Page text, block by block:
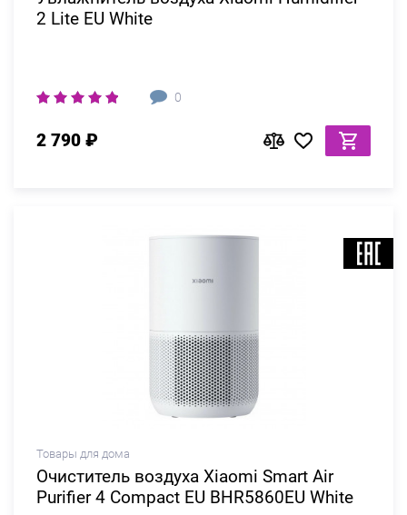
2 Lite EU White
0
2 790 ₽
Товары для дома
Очиститель воздуха Xiaomi Smart Air
Purifier 4 Compact EU BHR5860EU White